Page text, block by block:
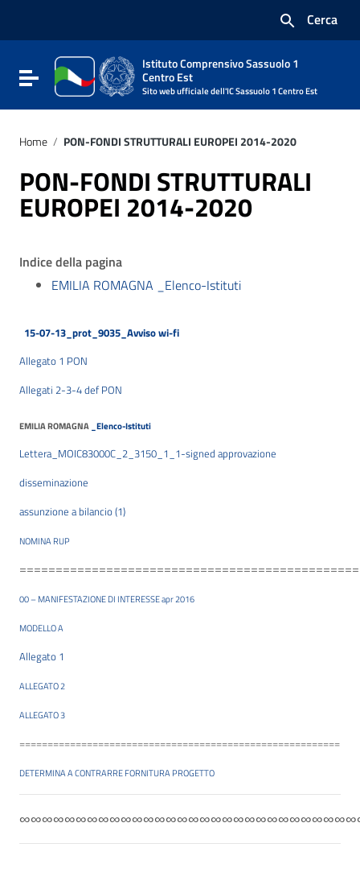
Vai al footer
Cerca
Attiva / disattiva la navigazione
Istituto Comprensivo Sassuolo 1
Centro Est
Sito web ufficiale dell'IC Sassuolo 1 Centro Est
Home / PON-FONDI STRUTTURALI EUROPEI 2014-2020
PON-FONDI STRUTTURALI
EUROPEI 2014-2020
Indice della pagina
EMILIA ROMAGNA _Elenco-Istituti
15-07-13_prot_9035_Avviso wi-fi
Allegato 1 PON
Allegati 2-3-4 def PON
EMILIA ROMAGNA _Elenco-Istituti
Lettera_MOIC83000C_2_3150_1_1-signed approvazione
disseminazione
assunzione a bilancio (1)
NOMINA RUP
00 – MANIFESTAZIONE DI INTERESSE apr 2016
MODELLO A
Allegato 1
ALLEGATO 2
ALLEGATO 3
=========================================================
DETERMINA A CONTRARRE FORNITURA PROGETTO